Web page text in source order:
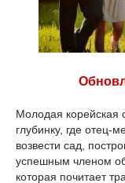
Молодая корейская
глубинку, где отец-
возвести сад,
успешным членом
которая почитает